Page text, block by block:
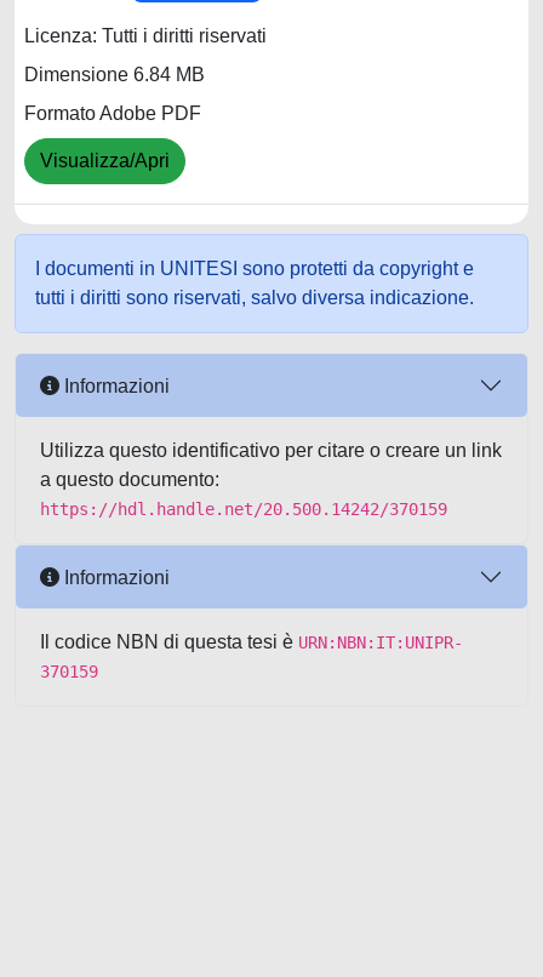
Licenza: Tutti i diritti riservati
Dimensione 6.84 MB
Formato Adobe PDF
Visualizza/Apri
I documenti in UNITESI sono protetti da copyright e
tutti i diritti sono riservati, salvo diversa indicazione.
Informazioni
Utilizza questo identificativo per citare o creare un link
a questo documento:
https://hdl.handle.net/20.500.14242/370159
Informazioni
Il codice NBN di questa tesi è URN:NBN:IT:UNIPR-
370159